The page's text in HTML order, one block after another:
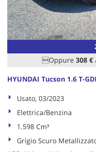
Oppure 308 €
HYUNDAI Tucson 1.6 T-
Usato, 03/2023
Elettrica/Benzina
1.598 Cm³
Grigio Scuro